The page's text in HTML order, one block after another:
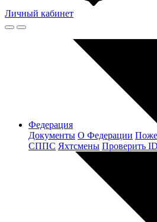
Личный кабинет
Федерация
Документы О Федерации
СППС Яхтсмены Проверить ID